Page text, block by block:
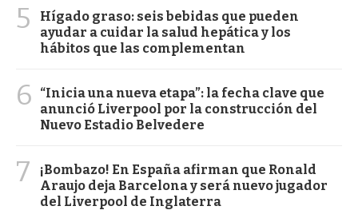
5
Hígado graso: seis bebidas que pueden
ayudar a cuidar la salud hepática y los
hábitos que las complementan
6
“Inicia una nueva etapa”: la fecha clave que
anunció Liverpool por la construcción del
Nuevo Estadio Belvedere
7
¡Bombazo! En España afirman que Ronald
Araujo deja Barcelona y será nuevo jugador
del Liverpool de Inglaterra